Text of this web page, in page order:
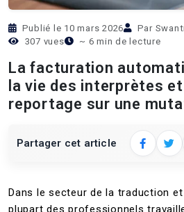
Publié le 10 mars 2026 Par
307 vues ~ 6 min de lecture
La facturation
la vie des interprètes
reportage sur une
Partager cet article
Dans le secteur de la traduction
plupart des professionnels